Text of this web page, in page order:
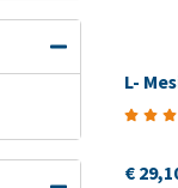
L-
€